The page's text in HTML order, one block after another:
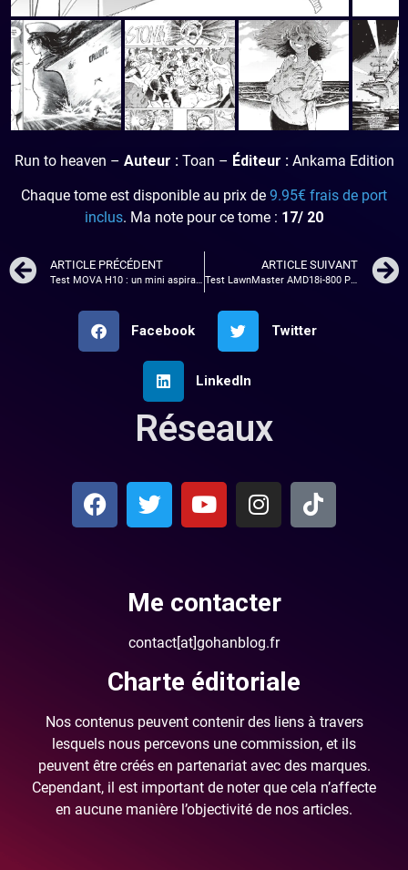
Run to heaven – Auteur :Toan – Éditeur :Ankama Edition
Chaque tome est disponible au prix de 9.95€ frais de port
inclus. Ma note pour ce tome : 17/ 20
ARTICLE PRÉCÉDENT
Test MOVA H10 : un mini aspirateur vraiment pratique !
ARTICLE SUIVANT
Test LawnMaster AMD18i-800 Plus : un robot tondeuse simple, intelligent et vraiment pratique ?
Facebook Twitter
LinkedIn
Réseaux
Me contacter
contact[at]gohanblog.fr
Charte éditoriale
Nos contenus peuvent contenir des liens à travers
lesquels nous percevons une commission, et ils
peuvent être créés en partenariat avec des marques.
Cependant, il est important de noter que cela n’affecte
en aucune manière l’objectivité de nos articles.